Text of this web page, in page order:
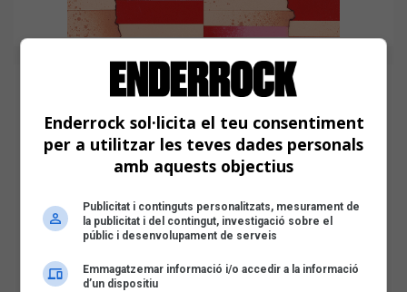
Enderrock sol·licita el teu consentiment
per a utilitzar les teves dades personals
amb aquests objectius
Publicitat i continguts personalitzats, mesurament de
la publicitat i del contingut, investigació sobre el
públic i desenvolupament de serveis
Emmagatzemar informació i/o accedir a la informació
d’un dispositiu